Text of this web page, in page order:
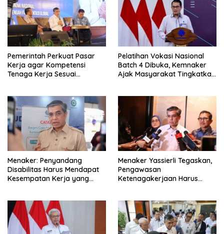
Pemerintah Perkuat Pasar
Kerja agar Kompetensi
Tenaga Kerja Sesuai
Pelatihan Vokasi Nasional
Batch 4 Dibuka, Kemnaker
Ajak Masyarakat Tingkatkan
Menaker: Penyandang
Disabilitas Harus Mendapat
Kesempatan Kerja yang
Menaker Yassierli Tegaskan,
Pengawasan
Ketenagakerjaan Harus